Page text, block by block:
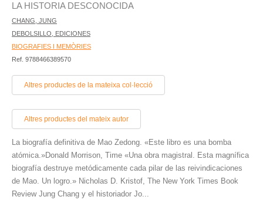
LA HISTORIA DESCONOCIDA
CHANG, JUNG
DEBOLSILLO, EDICIONES
BIOGRAFIES I MEMÒRIES
Ref. 9788466389570
Altres productes de la mateixa col·lecció
Altres productes del mateix autor
La biografía definitiva de Mao Zedong. «Este libro es una bomba
atómica.»Donald Morrison, Time «Una obra magistral. Esta magnífica
biografía destruye metódicamente cada pilar de las reivindicaciones
de Mao. Un logro.» Nicholas D. Kristof, The New York Times Book
Review Jung Chang y el historiador Jo...